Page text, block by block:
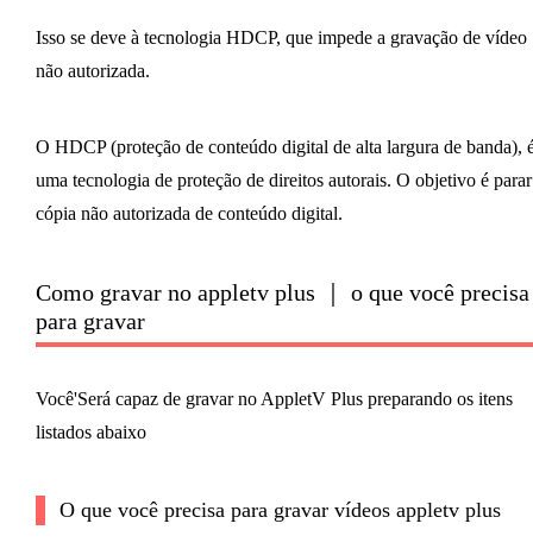
Isso se deve à tecnologia HDCP, que impede a gravação de vídeo
não autorizada.
O HDCP (proteção de conteúdo digital de alta largura de banda),
uma tecnologia de proteção de direitos autorais. O objetivo é
cópia não autorizada de conteúdo digital.
Como gravar no appletv plus ｜ o que você precisa
para gravar
Você'Será capaz de gravar no AppletV Plus preparando os itens
listados abaixo
O que você precisa para gravar vídeos appletv plus